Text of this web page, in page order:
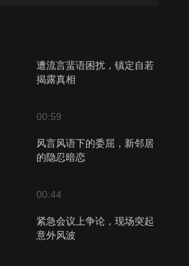
遭流言蜚语困扰，镇定自若
揭露真相
00:59
风言风语下的委屈，新邻居
的隐忍暗恋
00:44
紧急会议上争论，现场突起
意外风波